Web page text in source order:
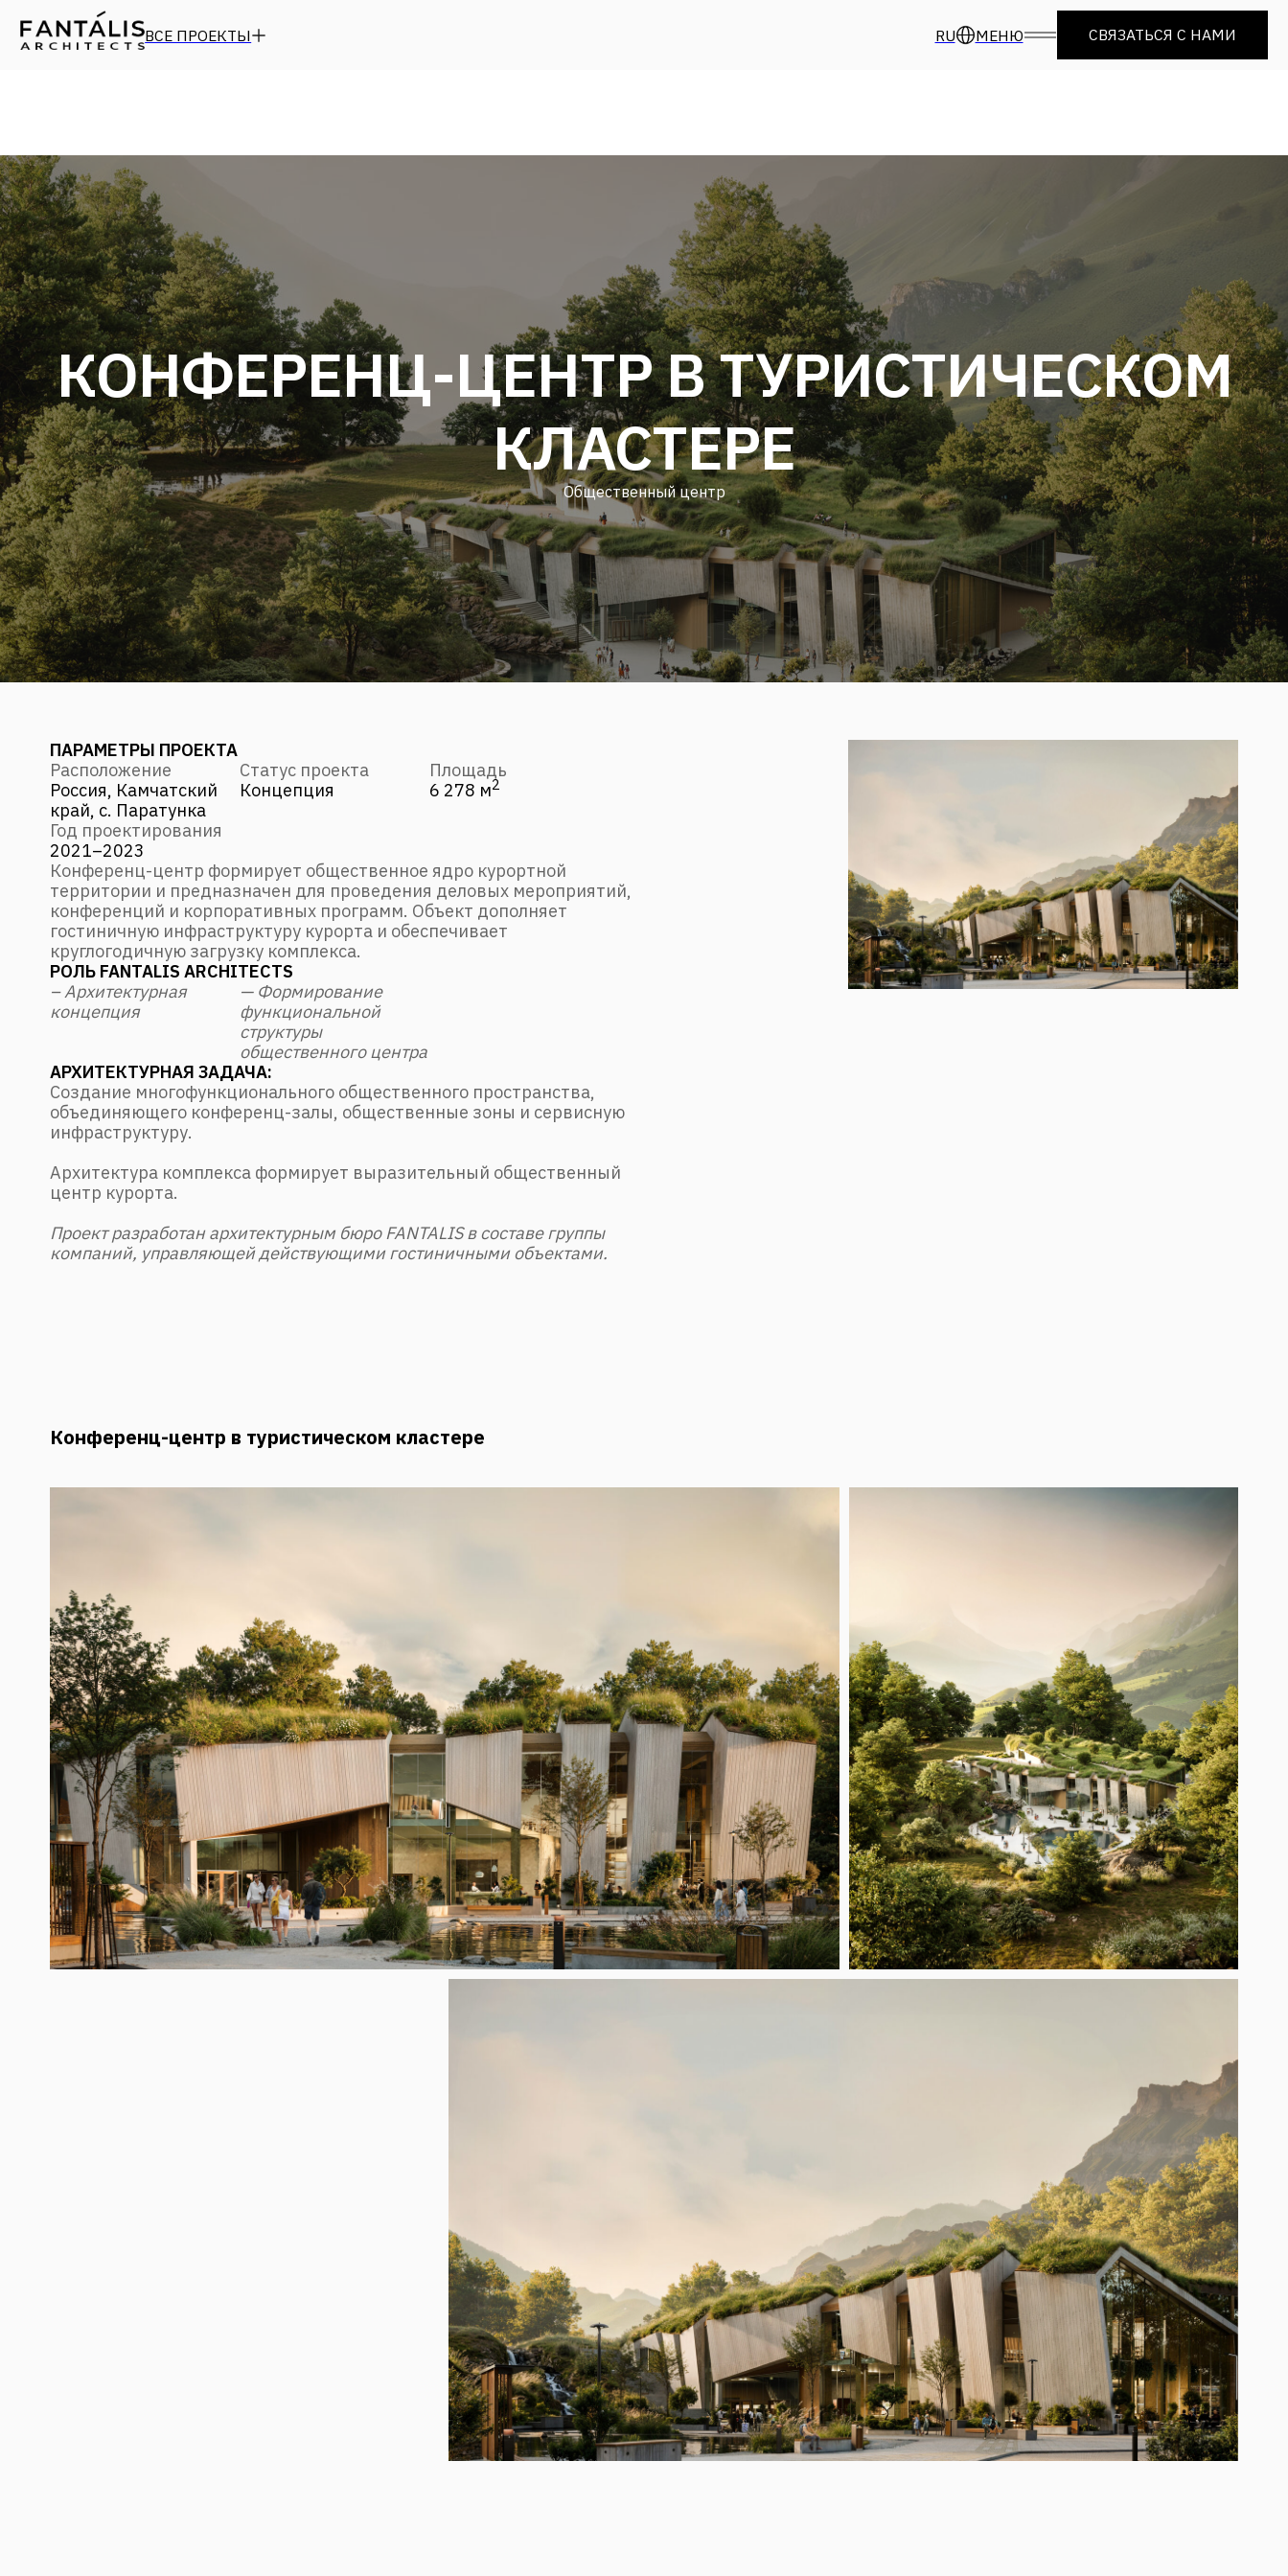
ВСЕ ПРОЕКТЫ МЕНЮ СВЯЗАТЬСЯ С НАМИ
КОНФЕРЕНЦ-ЦЕНТР В ТУРИСТИЧЕСКОМ
КЛАСТЕРЕ
Общественный центр
ПАРАМЕТРЫ ПРОЕКТА
Расположение
Россия, Камчатский
край, с. Паратунка
Статус проекта
Концепция
Площадь
6 278 м2
Год проектирования
2021–2023
Конференц-центр формирует общественное ядро курортной
территории и предназначен для проведения деловых мероприятий,
конференций и корпоративных программ. Объект дополняет
гостиничную инфраструктуру курорта и обеспечивает
круглогодичную загрузку комплекса.
РОЛЬ FANTALIS ARCHITECTS
– Архитектурная
концепция
— Формирование
функциональной
структуры
общественного центра
АРХИТЕКТУРНАЯ ЗАДАЧА:
Создание многофункционального общественного пространства,
объединяющего конференц-залы, общественные зоны и сервисную
инфраструктуру.
Архитектура комплекса формирует выразительный общественный
центр курорта.
Проект разработан архитектурным бюро FANTALIS в составе группы
компаний, управляющей действующими гостиничными объектами.
Конференц-центр в туристическом кластере